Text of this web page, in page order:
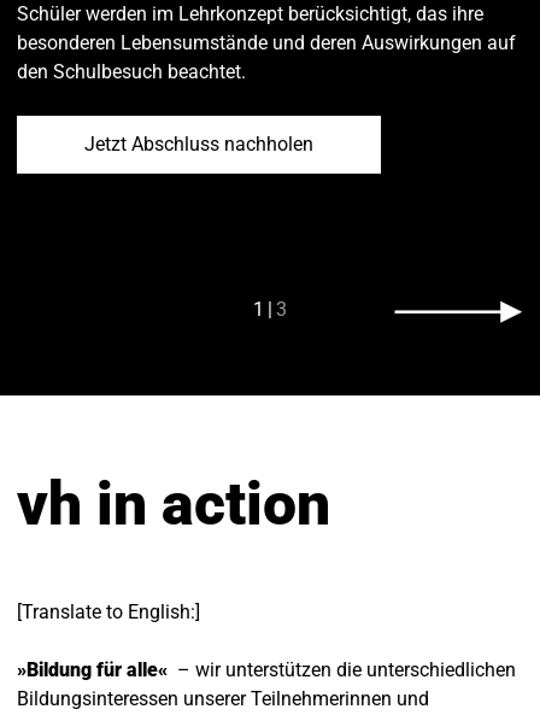
Schüler werden im Lehrkonzept berücksichtigt, das ihre
besonderen Lebensumstände und deren Auswirkungen auf
den Schulbesuch beachtet.
Jetzt Abschluss nachholen
1 3
vh in action
[Translate to English:]
»Bildung für alle« – wir unterstützen die unterschiedlichen
Bildungsinteressen unserer Teilnehmerinnen und